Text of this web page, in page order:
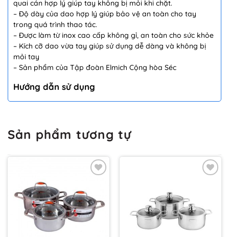
quai cán hợp lý giúp tay không bị mỏi khi chặt.
– Độ dày của dao hợp lý giúp bảo vệ an toàn cho tay
trong quá trình thao tác.
– Được làm từ inox cao cấp không gỉ, an toàn cho sức khỏe
– Kích cỡ dao vừa tay giúp sử dụng dễ dàng và không bị
mỏi tay
– Sản phẩm của Tập đoàn Elmich Cộng hòa Séc
Hướng dẫn sử dụng
Sản phẩm tương tự
vào
yêu
thích
thích